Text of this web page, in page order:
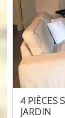
4 PIÈCES
JARDIN